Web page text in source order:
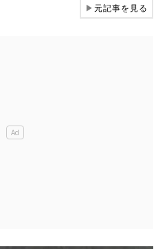
▶元記事を見る